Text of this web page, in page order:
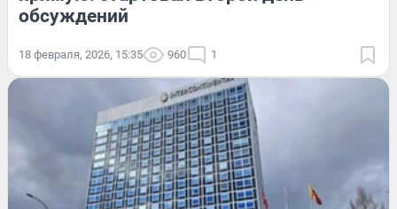
обсуждений
18 февраля, 2026, 15:35 960 1